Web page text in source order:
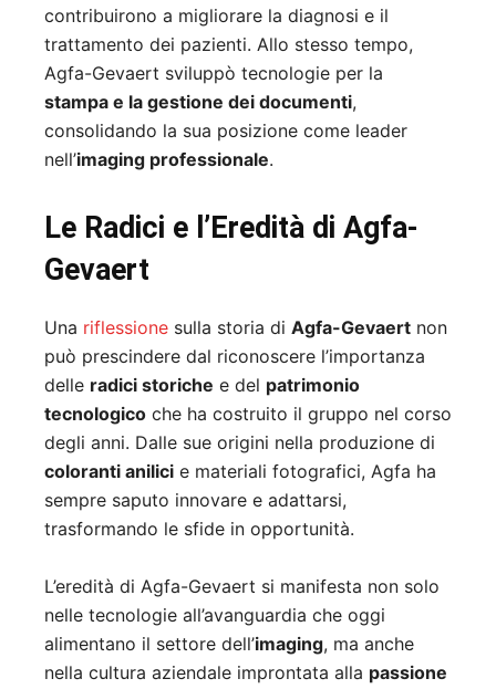
contribuirono a migliorare la diagnosi e il
trattamento dei pazienti. Allo stesso tempo,
Agfa-Gevaert sviluppò tecnologie per la
stampa e la gestione dei documenti,
consolidando la sua posizione come leader
nell’imaging professionale.
Le Radici e l’Eredità di Agfa-
Gevaert
Una riflessione sulla storia di Agfa-Gevaert non
può prescindere dal riconoscere l’importanza
delle radici storiche e del patrimonio
tecnologico che ha costruito il gruppo nel corso
degli anni. Dalle sue origini nella produzione di
coloranti anilici e materiali fotografici, Agfa ha
sempre saputo innovare e adattarsi,
trasformando le sfide in opportunità.
L’eredità di Agfa-Gevaert si manifesta non solo
nelle tecnologie all’avanguardia che oggi
alimentano il settore dell’imaging, ma anche
nella cultura aziendale improntata alla passione